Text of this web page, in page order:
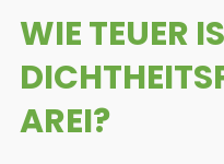
WIE TEUER
AREI?